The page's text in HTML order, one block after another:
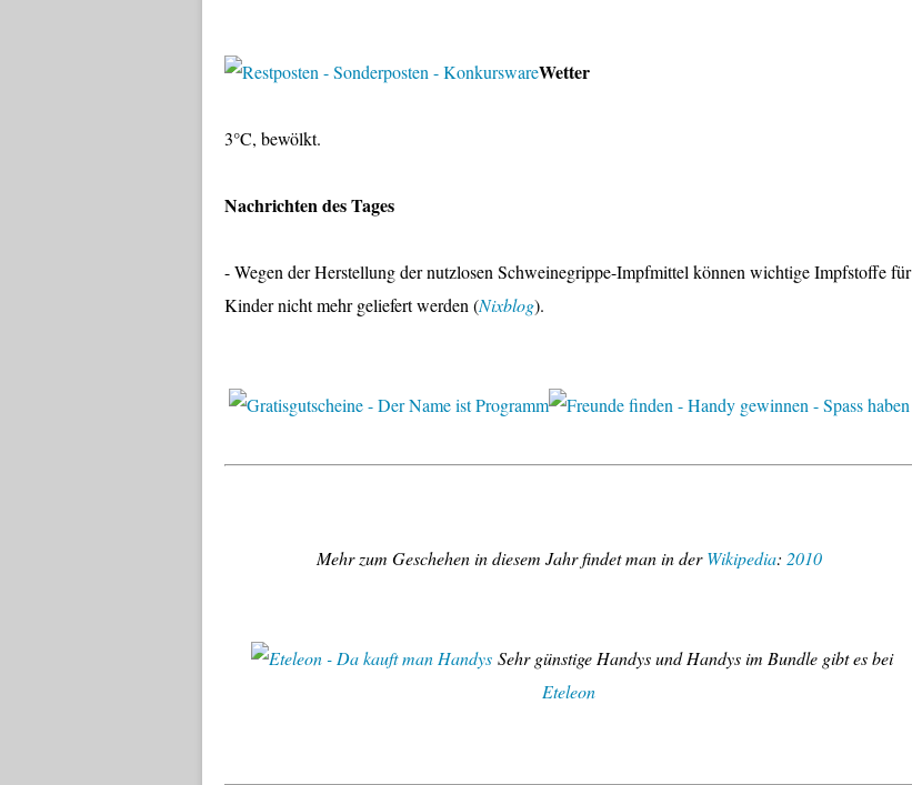
Wetter
3°C, bewölkt.
Nachrichten des Tages
-Wegen der Herstellung der nutzlosen Schweinegrippe-Impfmittel können wichtige Impfstoffe für
Kinder nicht mehr geliefert werden (Nixblog).
Mehr zum Geschehen in diesem Jahr findet man in derWikipedia: 2010
Sehr günstige Handys und Handys im Bundle gibt es bei
Eteleon